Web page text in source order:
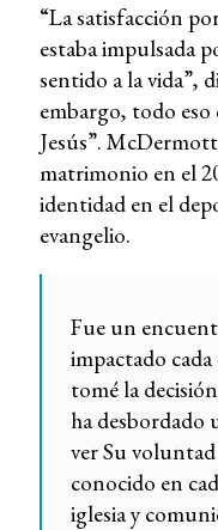
“La satisfacción
estaba impulsada
sentido a la vida”,
embargo, todo
Jesús”.
matrimonio en el
identidad en el
evangelio.
Fue un
impactado
tomé la
ha desbordado
ver Su
conocido en
iglesia y